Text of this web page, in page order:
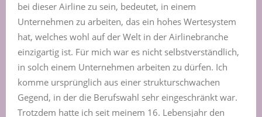
bei dieser Airline zu sein, bedeutet, in einem
Unternehmen zu arbeiten, das ein hohes Wertesystem
hat, welches wohl auf der Welt in der Airlinebranche
einzigartig ist. Für mich war es nicht selbstverständlich,
in solch einem Unternehmen arbeiten zu dürfen. Ich
komme ursprünglich aus einer strukturschwachen
Gegend, in der die Berufswahl sehr eingeschränkt war.
Trotzdem hatte ich seit meinem 16. Lebensjahr den